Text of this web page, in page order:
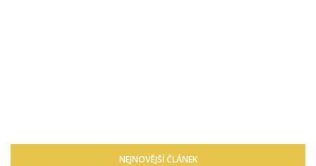
NEJNOVĚJŠÍ ČLÁNEK